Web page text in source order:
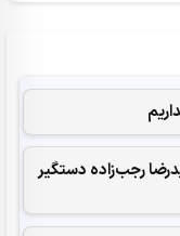
رجب‌زاده دستگیر